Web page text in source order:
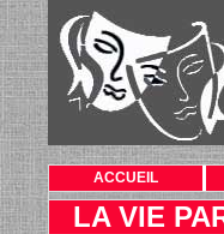
ACCUEIL
LA VIE